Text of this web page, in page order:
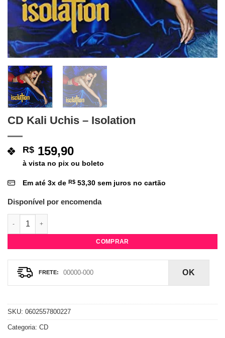
CD Kali Uchis – Isolation
R$ 159,90
à vista no pix ou boleto
Em até 3x de R$ 53,30 sem juros no cartão
Disponível por encomenda
CD Kali Uchis - Isolation quantidade
COMPRAR
OK
SKU: 0602557800227
Categoria: CD